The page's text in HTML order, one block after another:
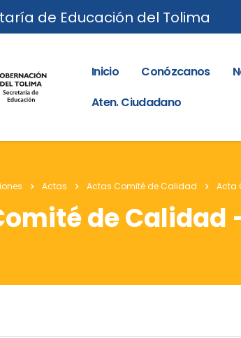
de Educación del Tolima
Inicio Conózcanos
Aten. Ciudadano
Actas Actas Comité de Calidad Acta
de Calidad